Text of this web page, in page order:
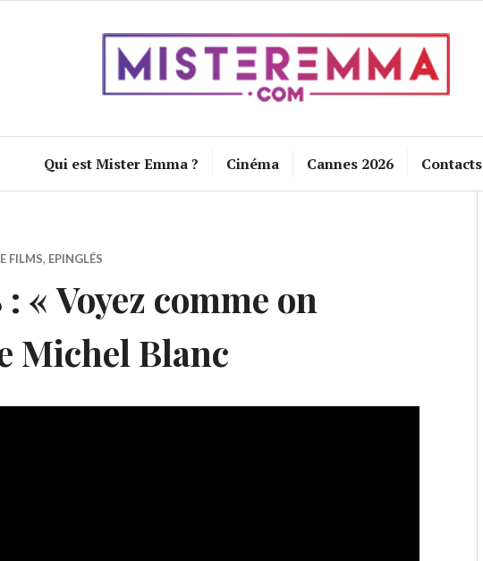
Qui est Mister Emma ? Cinéma Cannes 2026 Contacts
FILMS, EPINGLÉS
« Voyez comme on
Michel Blanc